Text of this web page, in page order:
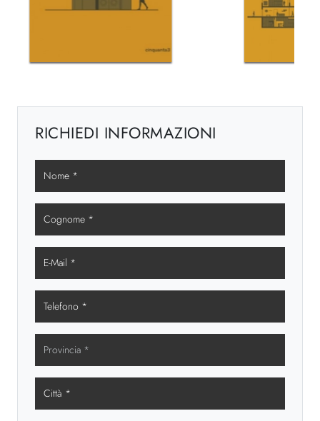
RICHIEDI INFORMAZIONI